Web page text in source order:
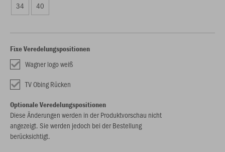
34 40
Fixe Veredelungspositionen
Wagner logo weiß
TV Obing Rücken
Optionale Veredelungspositionen
Diese Änderungen werden in der Produktvorschau nicht
angezeigt. Sie werden jedoch bei der Bestellung
berücksichtigt.